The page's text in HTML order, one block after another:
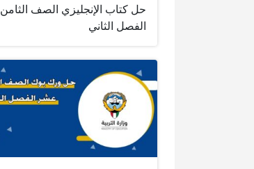
حل كتاب الإنجليزي الصف الثامن
الفصل الثاني